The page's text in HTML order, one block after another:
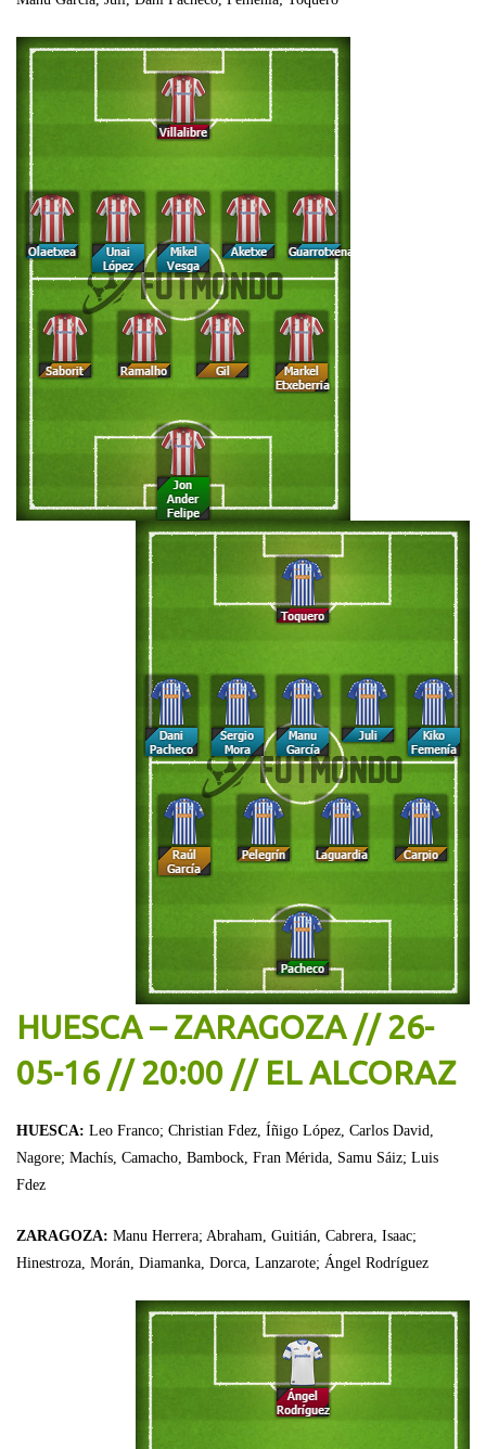
HUESCA – ZARAGOZA // 26-
05-16 // 20:00 // EL ALCORAZ
HUESCA: Leo Franco; Christian Fdez, Íñigo López, Carlos David,
Nagore; Machís, Camacho, Bambock, Fran Mérida, Samu Sáiz; Luis
Fdez
ZARAGOZA: Manu Herrera; Abraham, Guitián, Cabrera, Isaac;
Hinestroza, Morán, Diamanka, Dorca, Lanzarote; Ángel Rodríguez